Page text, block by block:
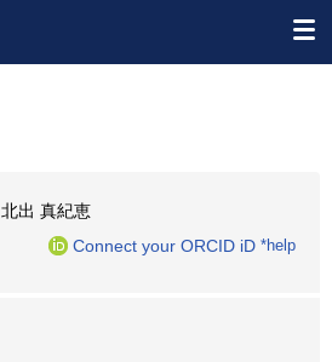
北出 真紀恵
Connect your ORCID iD *help